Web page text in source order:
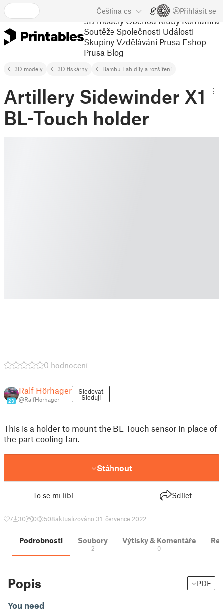
Čeština cs Přihlásit se
3D modely Obchod Kluby Komunita
Soutěže Společnosti Události
Skupiny Vzdělávání Prusa Eshop
Prusa Blog
3D modely 3D tiskárny Bambu Lab díly a rozšíření
Artillery Sidewinder X1
BL-Touch holder
0 hodnocení
23
Ralf Hörhager
@RalfHorhager
Sledovat
Sleduji
This is a holder to mount the BL-Touch sensor in place of
the part cooling fan.
Stáhnout
To se mi líbí Sdílet
7 30 0 508aktualizováno 31. července 2022
Podrobnosti Soubory
2
Výtisky & Komentáře
0
Popis PDF
You need